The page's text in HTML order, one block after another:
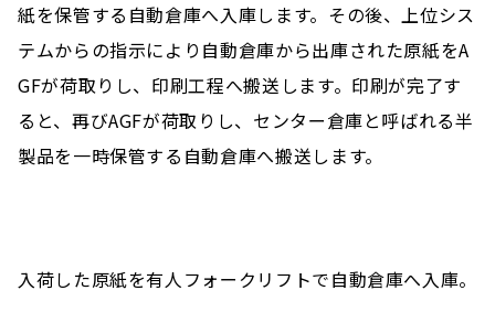
紙を保管する自動倉庫へ入庫します。その後、上位シス
テムからの指示により自動倉庫から出庫された原紙をA
GFが荷取りし、印刷工程へ搬送します。印刷が完了す
ると、再びAGFが荷取りし、センター倉庫と呼ばれる半
製品を一時保管する自動倉庫へ搬送します。
入荷した原紙を有人フォークリフトで自動倉庫へ入庫。